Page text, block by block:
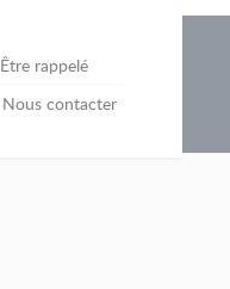
Être rappelé
Nous contacter